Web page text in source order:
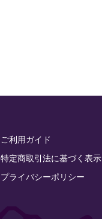
ご利用ガイド
特定商取引法に基づく表示
プライバシーポリシー